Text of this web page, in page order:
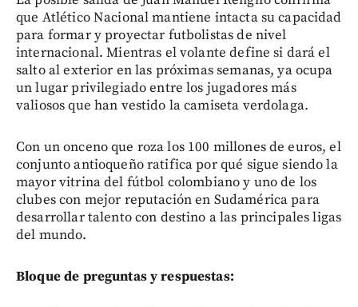
que Atlético Nacional mantiene intacta su capacidad
para formar y proyectar futbolistas de nivel
internacional. Mientras el volante define si dará el
salto al exterior en las próximas semanas, ya ocupa
un lugar privilegiado entre los jugadores más
valiosos que han vestido la camiseta verdolaga.
Con un onceno que roza los 100 millones de euros, el
conjunto antioqueño ratifica por qué sigue siendo la
mayor vitrina del fútbol colombiano y uno de los
clubes con mejor reputación en Sudamérica para
desarrollar talento con destino a las principales ligas
del mundo.
Bloque de preguntas y respuestas: